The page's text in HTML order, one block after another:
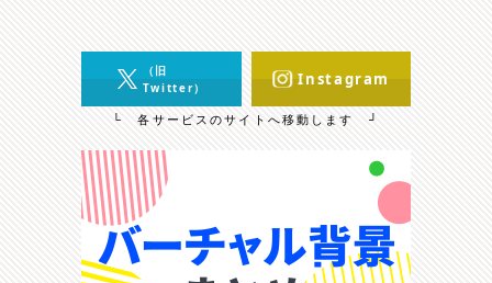
（旧
Twitter）
Instagram
└ 各サービスのサイトへ移動します ┘